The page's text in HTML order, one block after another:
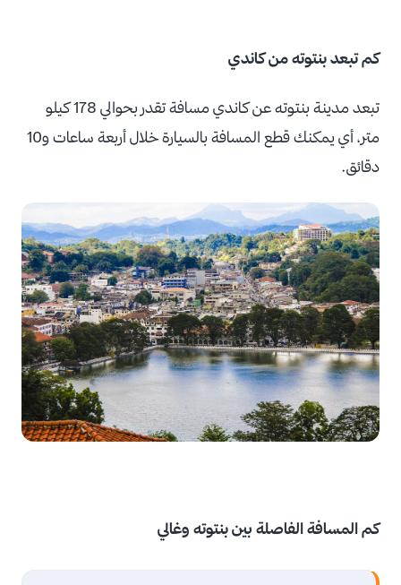
كم تبعد بنتوته من كاندي
تبعد مدينة بنتوته عن كاندي مسافة تقدر بحوالي 178 كيلو
متر، أي يمكنك قطع المسافة بالسيارة خلال أربعة ساعات و10
دقائق.
كم المسافة الفاصلة بين بنتوته وغالي